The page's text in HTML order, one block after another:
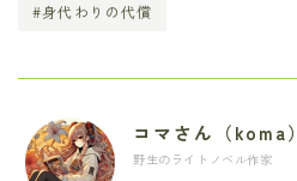
#身代わりの代償
コマさん（koma）
野生のライトノベル作家